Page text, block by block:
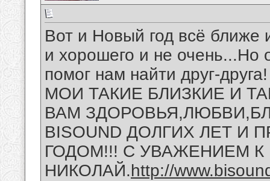
Вот и Новый год всё ближе
и хорошего и не очень...Но
помог нам найти друг-
МОИ ТАКИЕ БЛИЗКИЕ И
ВАМ
BISOUND ДОЛГИХ ЛЕТ И
ГОДОМ!!! С УВАЖЕНИЕМ К
НИКОЛАЙ.http://